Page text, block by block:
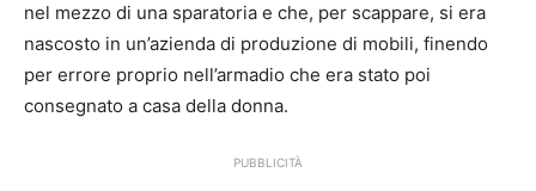
nel mezzo di una sparatoria e che, per scappare, si era
nascosto in un’azienda di produzione di mobili, finendo
per errore proprio nell’armadio che era stato poi
consegnato a casa della donna.
PUBBLICITÀ